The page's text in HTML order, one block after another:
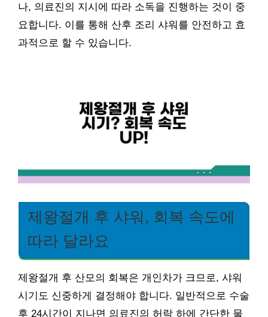
나, 의료진의 지시에 따라 소독을 진행하는 것이 중
요합니다. 이를 통해 산후 조리 샤워를 안전하고 효
과적으로 할 수 있습니다.
제왕절개 후 샤워, 회복 속도에
따라 달라요
제왕절개 후 산모의 회복은 개인차가 크므로, 샤워
시기도 신중하게 결정해야 합니다. 일반적으로 수술
후 24시간이 지나면 의료진의 허락 하에 간단한 물